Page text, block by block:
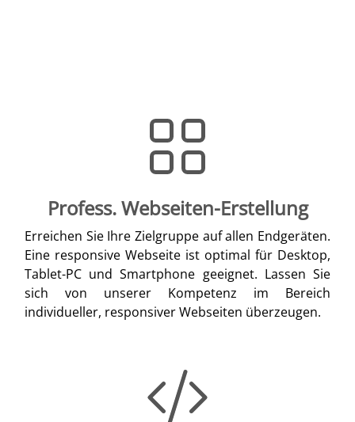
Profess. Webseiten-Erstellung
Erreichen Sie Ihre Zielgruppe auf allen Endgeräten.
Eine responsive Webseite ist optimal für Desktop,
Tablet-PC und Smartphone geeignet. Lassen Sie
sich von unserer Kompetenz im Bereich
individueller, responsiver Webseiten überzeugen.